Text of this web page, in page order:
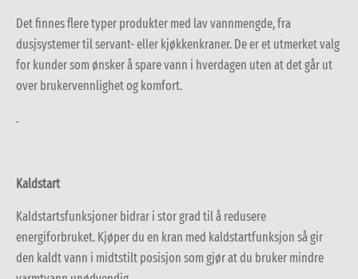
Det finnes flere typer produkter med lav vannmengde, fra
dusjsystemer til servant- eller kjøkkenkraner. De er et utmerket valg
for kunder som ønsker å spare vann i hverdagen uten at det går ut
over brukervennlighet og komfort.
.
Kaldstart
Kaldstartsfunksjoner bidrar i stor grad til å redusere
energiforbruket. Kjøper du en kran med kaldstartfunksjon så gir
den kaldt vann i midtstilt posisjon som gjør at du bruker mindre